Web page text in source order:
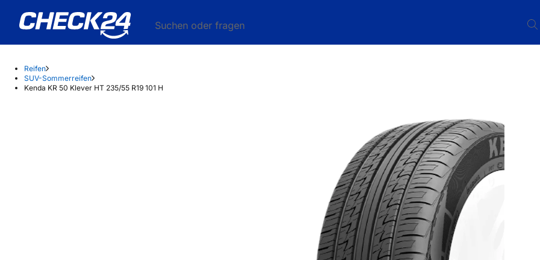
Suchen oder fragen
Reifen
SUV-Sommerreifen
Kenda KR 50 Klever HT 235/55 R19 101 H